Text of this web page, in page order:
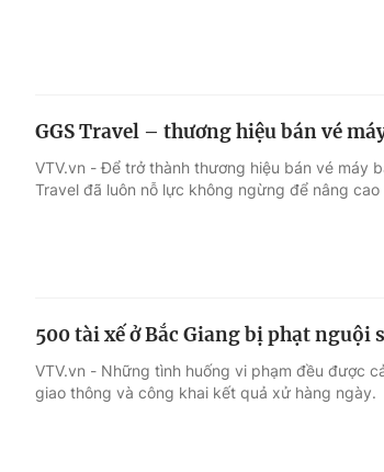
GGS Travel – thương hiệu bán vé
VTV.vn - Để trở thành thương hiệu bán vé máy
Travel đã luôn nỗ lực không ngừng để nâng
500 tài xế ở Bắc Giang bị phạt nguội
VTV.vn - Những tình huống vi phạm đều được
giao thông và công khai kết quả xử hàng ngày.